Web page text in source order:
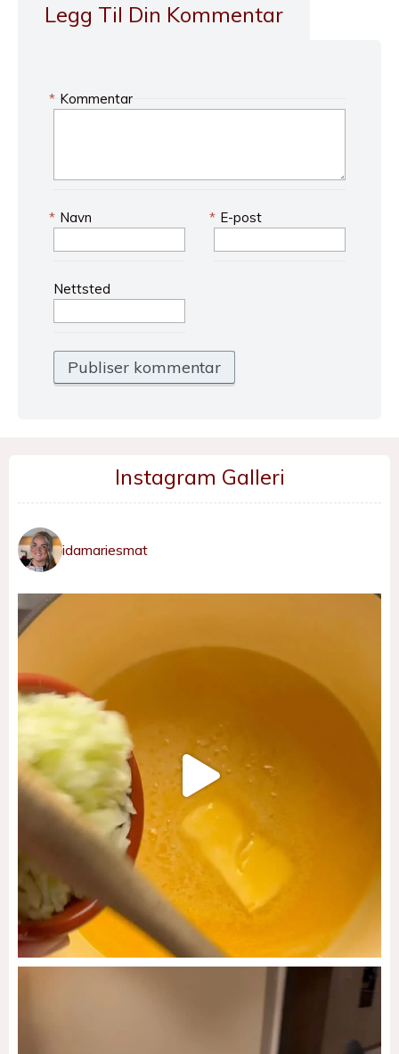
Legg Til Din Kommentar
Kommentar
*
Navn
* E-post
*
Nettsted
Instagram Galleri
idamariesmat